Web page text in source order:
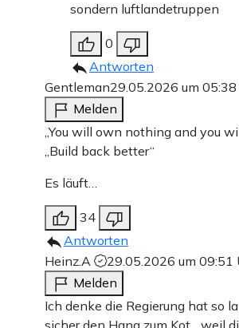
sondern luftlandetruppen
0
Antworten
Gentleman29.05.2026 um
Melden
„You will own nothing and you
„Build back better“
Es läuft…
34
Antworten
Heinz.A
29.05.2026 um 09:51
Melden
Ich denke die Regierung hat so